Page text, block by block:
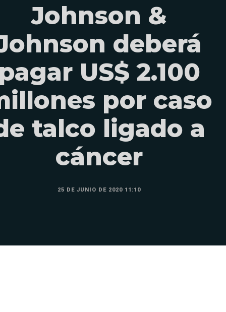
Johnson &
deberá
US$ 2.100
por caso
talco ligado a
cáncer
25 DE JUNIO DE 2020 11:10